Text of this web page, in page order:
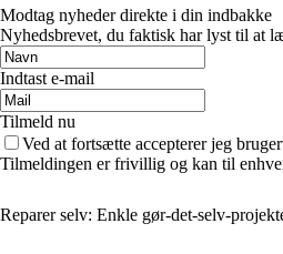
Modtag nyheder direkte i din indbakke
Nyhedsbrevet, du faktisk har lyst til at
Indtast e-mail
Tilmeld nu
Ved at fortsætte accepterer jeg
Tilmeldingen er frivillig og kan til
Reparer selv: Enkle gør-det-selv-